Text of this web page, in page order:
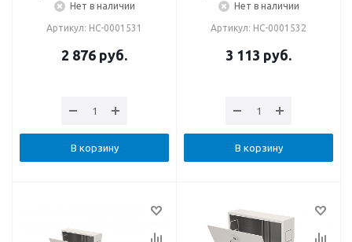
Нет в наличии
Артикул: НС-0001531
2 876 руб.
В корзину
Нет в наличии
Артикул: НС-0001532
3 113 руб.
В корзину